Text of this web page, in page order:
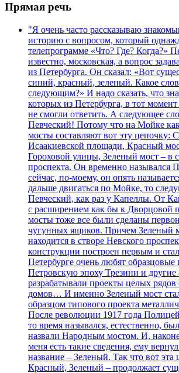
Прямая речь
"Я очень часто рассказываю
историю с вопросом, который
телепрограмме «Что? Где? Когда?»
известно, московская, а вопрос
из Петербурга. Он сказал: «Вот
синий, красный, зеленый. Какое
следующим?» И надо сказать, что
которых из Петербурга, в тот
не смогли ответить. А следующее
Певческий! Потому что на Мойке
мосты составляют вот эту цепочку:
Исаакиевской площади, Красный
Гороховой улицы, Зеленый мост – в
проспекта. Он временно назывался
сейчас, по-моему, он опять
дальше двигаться по Мойке, то
Певческий, как раз у Капеллы. От
с расширением как бы к Дворцовой
мосты тоже все были сделаны
чугунных ящиков. Причем Зеленый
находится в створе Невского
конструкции построен первым и
Петербурге очень любят
Петровскую эпоху Трезини и другие
разрабатывали проекты целых
домов… И именно Зеленый мост
образцом типового проекта
После революции 1917 года
то время назывался, естественно,
назвали Народным мостом. И,
меня есть такие сведения, ему
название – Зеленый. Так что вот
Красный, Зеленый – продолжает